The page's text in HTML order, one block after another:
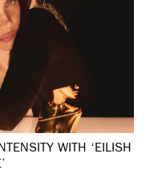
WITH ‘EILISH